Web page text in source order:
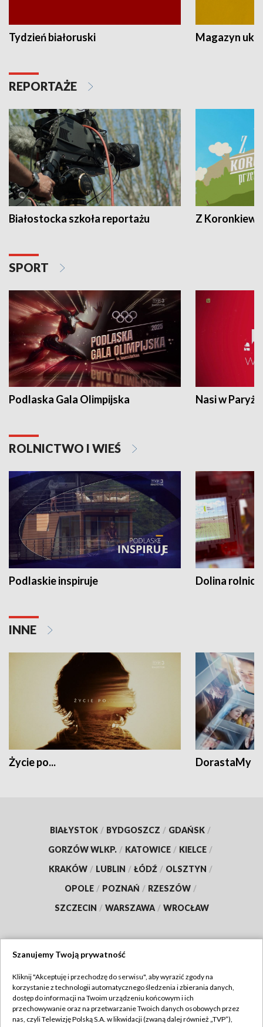
Tydzień białoruski Magazyn
REPORTAŻE
Białostocka szkoła reportażu Z
SPORT
Podlaska Gala Olimpijska Nasi w Paryżu
ROLNICTWO I WIEŚ
Podlaskie inspiruje Dolina
INNE
Życie po... DorastaMy
BIAŁYSTOK / BYDGOSZCZ / GDAŃSK /
GORZÓW WLKP. / KATOWICE / KIELCE /
KRAKÓW / LUBLIN / ŁÓDŹ / OLSZTYN /
OPOLE / POZNAŃ / RZESZÓW /
SZCZECIN / WARSZAWA / WROCŁAW
TVP
Abonament TVP
Regulamin TVP
Szanujemy Twoją prywatność
Kliknij "Akceptuję i przechodzę do serwisu", aby wyrazić zgody na
korzystanie z technologii automatycznego śledzenia i zbierania danych,
dostęp do informacji na Twoim urządzeniu końcowym i ich
przechowywanie oraz na przetwarzanie Twoich danych osobowych przez
nas, czyli Telewizję Polską S.A. w likwidacji (zwaną dalej również „TVP”),